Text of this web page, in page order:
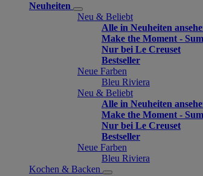
Neuheiten
Neu & Beliebt
Alle in Neuheiten
Make the Moment -
Nur bei Le Creuset
Bestseller
Neue Farben
Bleu Riviera
Neu & Beliebt
Alle in Neuheiten
Make the Moment -
Nur bei Le Creuset
Bestseller
Neue Farben
Bleu Riviera
Kochen & Backen